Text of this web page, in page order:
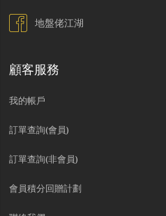
地盤佬江湖
顧客服務
我的帳戶
訂單查詢(會員)
訂單查詢(非會員)
會員積分回贈計劃